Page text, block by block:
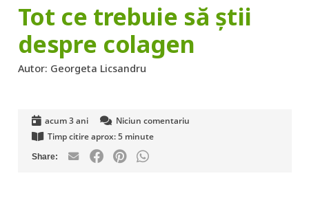
Tot ce trebuie să știi
despre colagen
Autor: Georgeta Licsandru
acum 3 ani
Niciun comentariu
Timp citire aprox: 5 minute